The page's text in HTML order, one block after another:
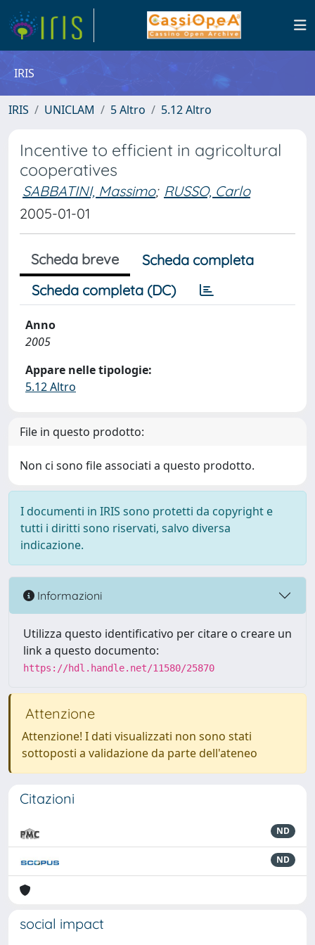
IRIS
IRIS UNICLAM 5 Altro 5.12 Altro
Incentive to efficient in agricoltural
cooperatives
SABBATINI, Massimo; RUSSO, Carlo
2005-01-01
Scheda breve
Scheda completa
Scheda completa (DC)
Anno
2005
Appare nelle tipologie:
5.12 Altro
File in questo prodotto:
Non ci sono file associati a questo prodotto.
I documenti in IRIS sono protetti da copyright e
tutti i diritti sono riservati, salvo diversa
indicazione.
Informazioni
Utilizza questo identificativo per citare o creare un
link a questo documento:
https://hdl.handle.net/11580/25870
Attenzione
Attenzione! I dati visualizzati non sono stati
sottoposti a validazione da parte dell'ateneo
Citazioni
ND
ND
social impact